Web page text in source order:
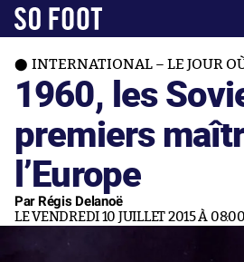
INTERNATIONAL – LE JOUR
1960, les
premiers
l’Europe
Par Régis Delanoë
LE VENDREDI 10 JUILLET 2015 À 08:00